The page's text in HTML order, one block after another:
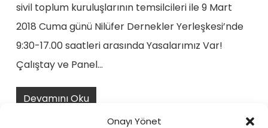
Onayı Yönet
sivil toplum kuruluşlarının temsilcileri ile 9 Mart
2018 Cuma günü Nilüfer Dernekler Yerleşkesi’nde
9:30-17.00 saatleri arasında Yasalarımız Var!
Çalıştay ve Panel…
Devamını Oku